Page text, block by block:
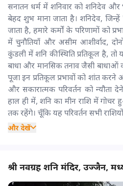
सनातन धर्म में शनिवार को शनिदेव
बेहद शुभ माना जाता है। शनिदेव,
जाता है, हमारे कर्मों के परिणामों को
में चुनौतियाँ और असीम आशीर्वाद,
कुंडली में शनि की स्थिति प्रतिकूल है, तो
बाधा और मानसिक तनाव जैसी बाधाओं
पूजा इन प्रतिकूल प्रभावों को शांत
और सकारात्मक परिवर्तन को न्यौता
हाल ही में, शनि का मीन राशि में
तक रहेंगे। चूँकि यह परिवर्तन सभी
और देखें
श्री नवग्रह शनि मंदिर, उज्जैन,